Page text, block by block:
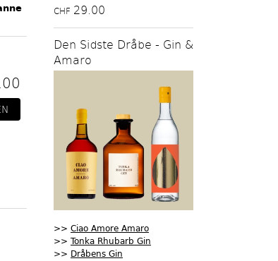
CHF 29.00
Den Sidste Dråbe - Gin &
Amaro
>> Ciao Amore Amaro
>> Tonka Rhubarb Gin
>> Dråbens Gin